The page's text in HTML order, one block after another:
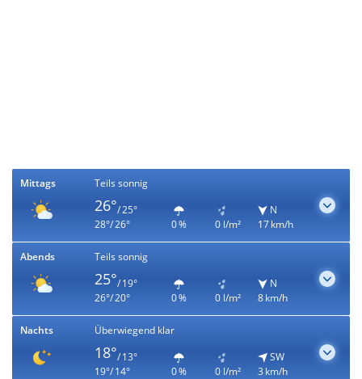
Mittags Teils sonnig
26°/ 25°
28°/ 26°
0 % 0 l/m²
N
17 km/h
Abends Teils sonnig
25°/ 19°
26°/ 20°
0 % 0 l/m²
N
8 km/h
Nachts Überwiegend klar
18°/ 13°
19°/ 14°
0 % 0 l/m²
SW
3 km/h